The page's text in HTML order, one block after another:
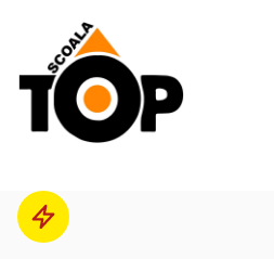
Scoala de Soferi TOP navigation